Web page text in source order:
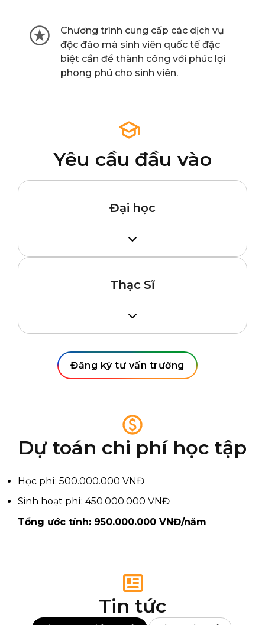
Chương trình cung cấp các dịch vụ
độc đáo mà sinh viên quốc tế đặc
biệt cần để thành công với phúc lợi
phong phú cho sinh viên.
Yêu cầu đầu vào
Đại học
Thạc Sĩ
Đăng ký tư vấn trường
Dự toán chi phí học tập
Học phí: 500.000.000 VNĐ
Sinh hoạt phí: 450.000.000 VNĐ
Tổng ước tính: 950.000.000 VNĐ/năm
Tin tức